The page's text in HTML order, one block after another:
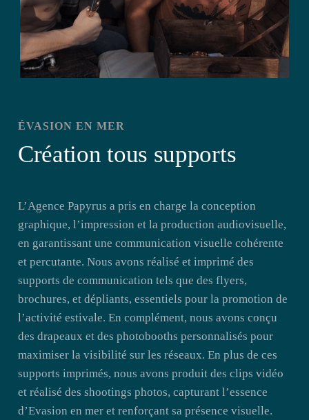
ÉVASION EN MER
Création tous supports
L’Agence Papyrus a pris en charge la conception
graphique, l’impression et la production audiovisuelle,
en garantissant une communication visuelle cohérente
et percutante. Nous avons réalisé et imprimé des
supports de communication tels que des flyers,
brochures, et dépliants, essentiels pour la promotion de
l’activité estivale. En complément, nous avons conçu
des drapeaux et des photobooths personnalisés pour
maximiser la visibilité sur les réseaux. En plus de ces
supports imprimés, nous avons produit des clips vidéo
et réalisé des shootings photos, capturant l’essence
d’Evasion en mer et renforçant sa présence visuelle.